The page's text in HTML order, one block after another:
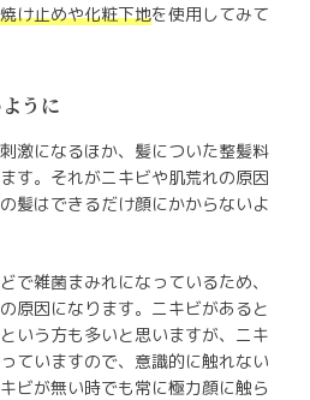
け止めや化粧下地を使用してみて
うに
激になるほか、髪についた整髪料
す。それがニキビや肌荒れの原因
髪はできるだけ顔にかからないよ
で雑菌まみれになっているため、
原因になります。ニキビがあると
いう方も多いと思いますが、ニキ
ていますので、意識的に触れない
ビが無い時でも常に極力顔に触ら